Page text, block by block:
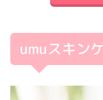
umuスキン